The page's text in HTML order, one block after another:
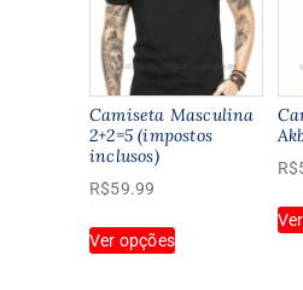
Camiseta Masculina
2+2=5 (impostos
inclusos)
R$59.99
Ver opçõesproduto
R$